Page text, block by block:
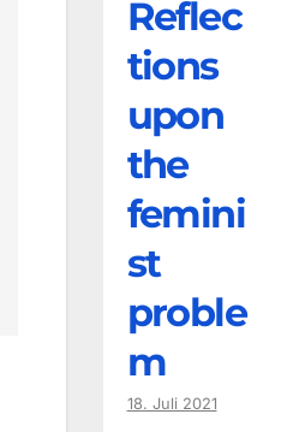
Reflec
tions
upon
the
femini
st
proble
m
18. Juli 2021